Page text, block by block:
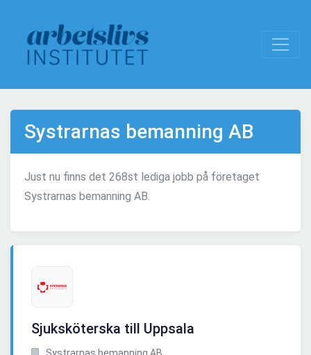
Systrarnas bemanning AB
Just nu finns det 268st lediga jobb på företaget
Systrarnas bemanning AB.
Sjuksköterska till Uppsala